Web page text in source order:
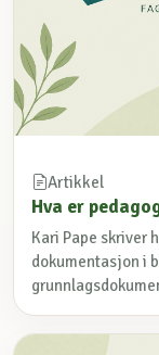
Artikkel
Hva er
Kari Pape skriver
dokumentasjon i